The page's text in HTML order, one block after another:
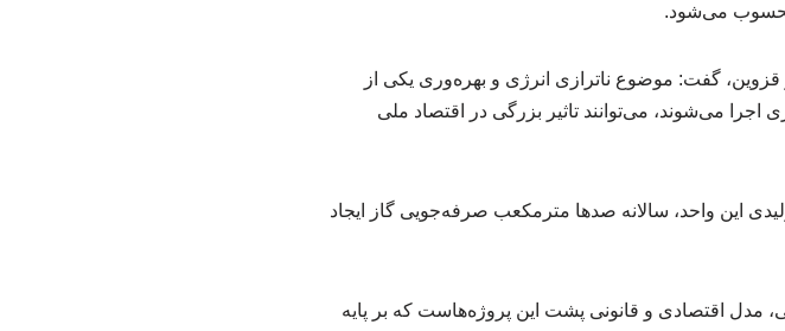
محسوب می‌شود.
قزوین، گفت: موضوع ناترازی انرژی و بهره‌وری یکی از
می‌شوند، می‌توانند تاثیر بزرگی در اقتصاد ملی
این واحد، سالانه صدها مترمکعب صرفه‌جویی گاز ایجاد
مدل اقتصادی و قانونی پشت این پروژه‌هاست که بر پایه